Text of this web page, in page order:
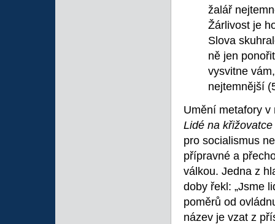
žalář
Žárlivost je
Slova
ně jen
vysvitne
nejtemnější
Umění metafory v
Lidé na křižovatce
pro socialismus
přípravné a
válkou. Jedna z
doby řekl: „Jsme
poměrů od
název je vzat z